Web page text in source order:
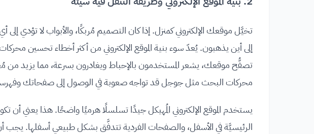
تخيَّل موقعك الإلكتروني كمنزل. إذا كان التصميم مُربكًا، والأبواب لا تؤدي
إلى أين يذهبون. يُعدّ سوء بنية الموقع الإلكتروني من أكثر أخطاء تحسين
تصفُّح موقعك، يشعر المستخدمون بالإحباط ويغادرون بسرعة، مما يزيد من
محركات البحث مثل جوجل قد تواجه صعوبة في الوصول إلى صفحاتك
يستخدم الموقع الإلكتروني المُهيكل جيدًا تسلسلًا هرميًا واضحًا. هذا يعني أن
الرئيسيَّة في الأسفل، والصفحات الفردية تتدفَّق بشكل طبيعي أسفلها.